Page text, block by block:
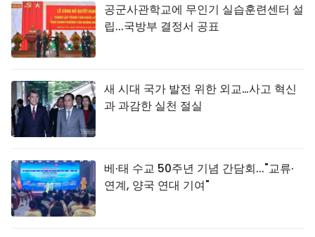
공군사관학교에 무인기 실습훈련센터 설
립...국방부 결정서 공표
새 시대 국가 발전 위한 외교…사고 혁신
과 과감한 실천 절실
베·태 수교 50주년 기념 간담회..."교류·
연계, 양국 연대 기여"